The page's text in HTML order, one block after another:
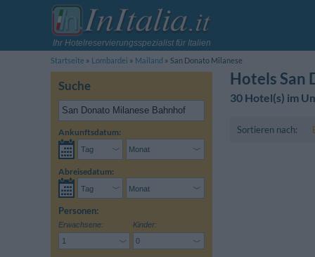
Ihr Hotelreservierungsspezialist für Italien
Startseite
Lombardei Mailand San Donato Milanese
Suche
Ankunftsdatum:
Abreisedatum:
Personen:
Erwachsene: Kinder:
Hotels San
30 Hotel(s) im
Sortieren nach: